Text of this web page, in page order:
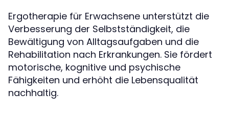
Ergotherapie für Erwachsene unterstützt die
Verbesserung der Selbstständigkeit, die
Bewältigung von Alltagsaufgaben und die
Rehabilitation nach Erkrankungen. Sie fördert
motorische, kognitive und psychische
Fähigkeiten und erhöht die Lebensqualität
nachhaltig.